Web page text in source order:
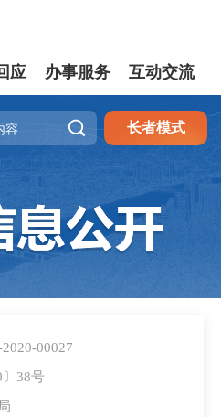
应 办事服务 互动交流
 长者模式
00027
38号